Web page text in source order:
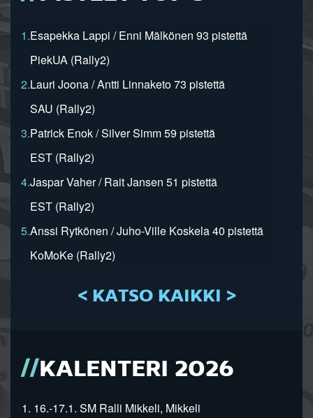
1.Esapekka Lappi / Enni Mälkönen 93 pistettä
PiekUA (Rally2)
2.Lauri Joona / Antti Linnaketo 73 pistettä
SAU (Rally2)
3.Patrick Enok / Silver Simm 59 pistettä
EST (Rally2)
4.Jaspar Vaher / Rait Jansen 51 pistettä
EST (Rally2)
5.Anssi Rytkönen / Juho-Ville Koskela 40 pistettä
KoMoKe (Rally2)
< KATSO KAIKKI >
KALENTERI 2026
1. 16.-17.1. SM Ralli Mikkeli, Mikkeli